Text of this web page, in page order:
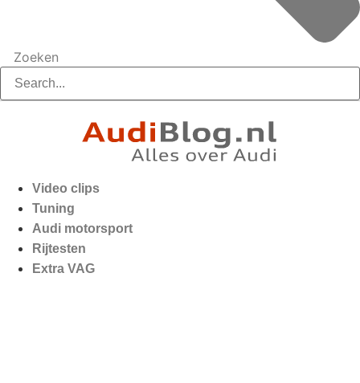
Zoeken
Video clips
Tuning
Audi motorsport
Rijtesten
Extra VAG